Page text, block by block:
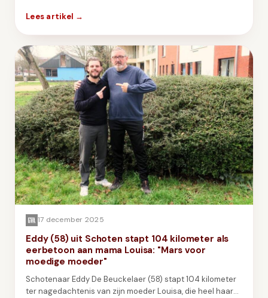
Lees artikel →
17 december 2025
Eddy (58) uit Schoten stapt 104 kilometer als
eerbetoon aan mama Louisa: "Mars voor
moedige moeder"
Schotenaar Eddy De Beuckelaer (58) stapt 104 kilometer
ter nagedachtenis van zijn moeder Louisa, die heel haar